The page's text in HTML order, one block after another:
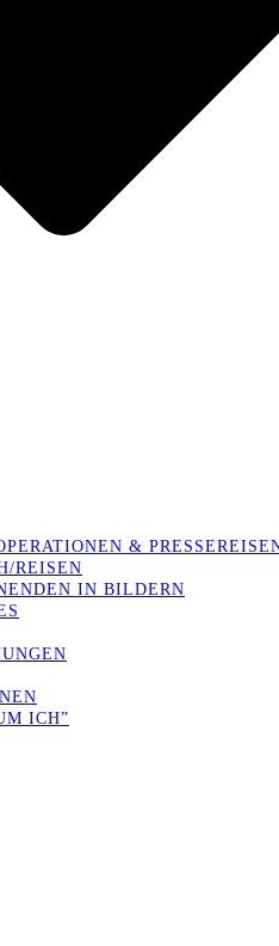
&
REISEN
IN BILDERN
ICH”